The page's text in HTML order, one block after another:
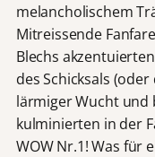
melancholischem
Mitreissende
Blechs
des Schicksals
lärmiger Wucht und
kulminierten in der
WOW Nr.1! Was für